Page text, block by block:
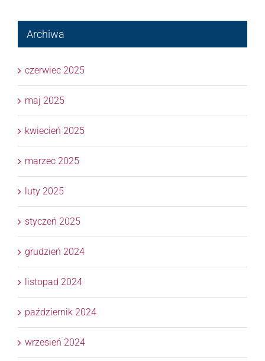
Archiwa
czerwiec 2025
maj 2025
kwiecień 2025
marzec 2025
luty 2025
styczeń 2025
grudzień 2024
listopad 2024
październik 2024
wrzesień 2024